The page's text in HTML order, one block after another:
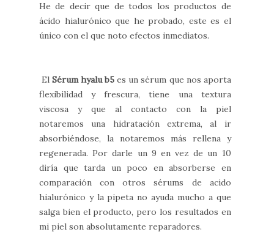
He de decir que de todos los productos de
ácido hialurónico que he probado, este es el
único con el que noto efectos inmediatos.
ElSérum hyalu b5 es un sérum que nos aporta
flexibilidad y frescura, tiene una textura
viscosa y que al contacto con la piel
notaremos una hidratación extrema, al ir
absorbiéndose, la notaremos más rellena y
regenerada. Por darle un 9 en vez de un 10
diría que tarda un poco en absorberse en
comparación con otros sérums de acido
hialurónico y la pipeta no ayuda mucho a que
salga bien el producto, pero los resultados en
mi piel son absolutamente reparadores.